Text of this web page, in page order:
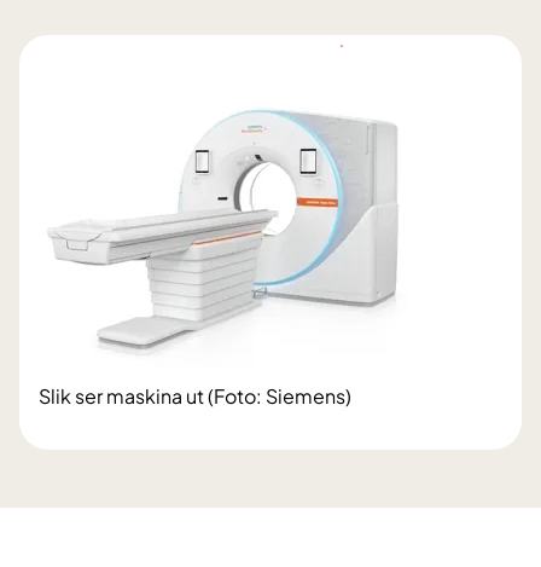
Slik ser maskina ut (Foto: Siemens)